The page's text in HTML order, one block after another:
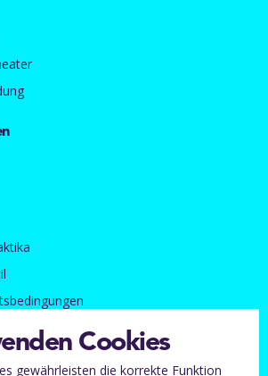
Cookies
gewährleisten die korrekte Funktion